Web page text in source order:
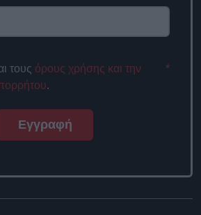
τους όρους χρήσης και την
.
*
Εγγραφή